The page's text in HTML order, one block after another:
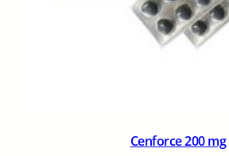
Cenforce 200 mg